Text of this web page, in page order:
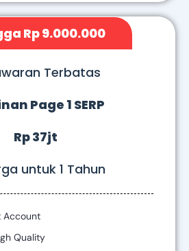
Rp 9.000.000
Terbatas
Page 1 SERP
Rp 37jt
untuk 1 Tahun
Account
Quality